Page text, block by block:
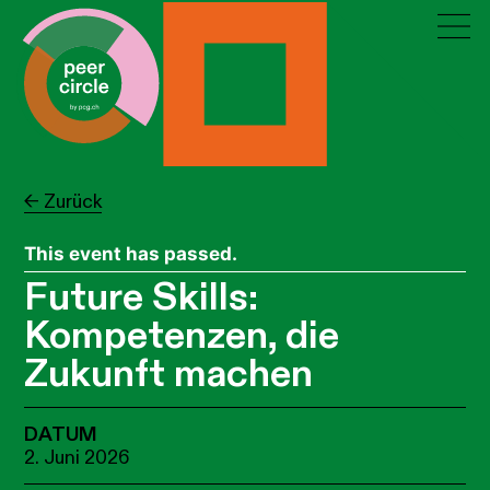
← Zurück
This event has passed.
Future Skills:
Kompetenzen, die
Zukunft machen
DATUM
2. Juni 2026